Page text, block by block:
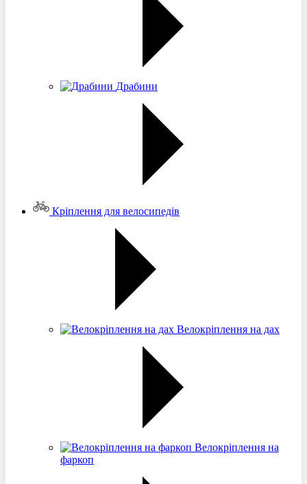
Драбини
Кріплення для велосипедів
Велокріплення на дах
Велокріплення на
фаркоп